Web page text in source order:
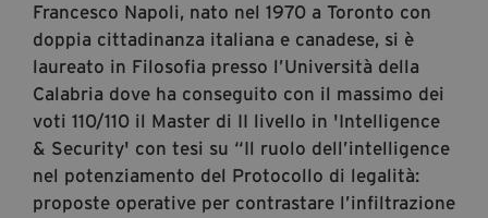
Partecipa
Diventa Partner
Dona
Fondazione Trame
Francesco Napoli, nato nel 1970 a Toronto con
doppia cittadinanza italiana e canadese, si è
laureato in Filosofia presso l’Università della
Calabria dove ha conseguito con il massimo dei
voti 110/110 il Master di II livello in 'Intelligence
& Security' con tesi su “Il ruolo dell’intelligence
nel potenziamento del Protocollo di legalità:
proposte operative per contrastare l’infiltrazione